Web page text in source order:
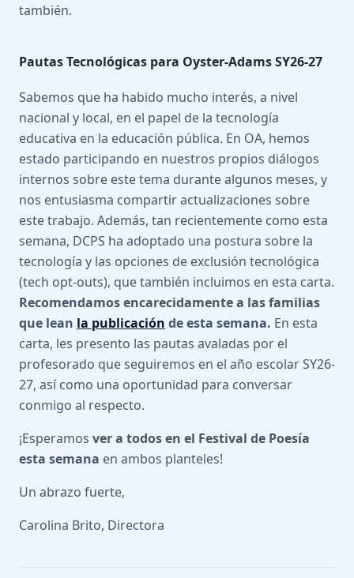
también.
Pautas Tecnológicas para Oyster-Adams SY26-27
Sabemos que ha habido mucho interés, a nivel
nacional y local, en el papel de la tecnología
educativa en la educación pública. En OA, hemos
estado participando en nuestros propios diálogos
internos sobre este tema durante algunos meses, y
nos entusiasma compartir actualizaciones sobre
este trabajo. Además, tan recientemente como esta
semana, DCPS ha adoptado una postura sobre la
tecnología y las opciones de exclusión tecnológica
(tech opt-outs), que también incluimos en esta carta.
Recomendamos encarecidamente a las familias
que lean la publicación de esta semana. En esta
carta, les presento las pautas avaladas por el
profesorado que seguiremos en el año escolar SY26-
27, así como una oportunidad para conversar
conmigo al respecto.
¡Esperamos ver a todos en el Festival de Poesía
esta semana en ambos planteles!
Un abrazo fuerte,
Carolina Brito, Directora